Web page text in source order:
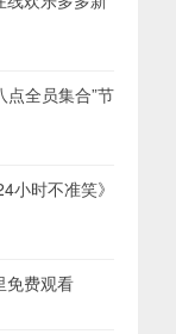
点全员集合”节
小时不准笑》
免费观看